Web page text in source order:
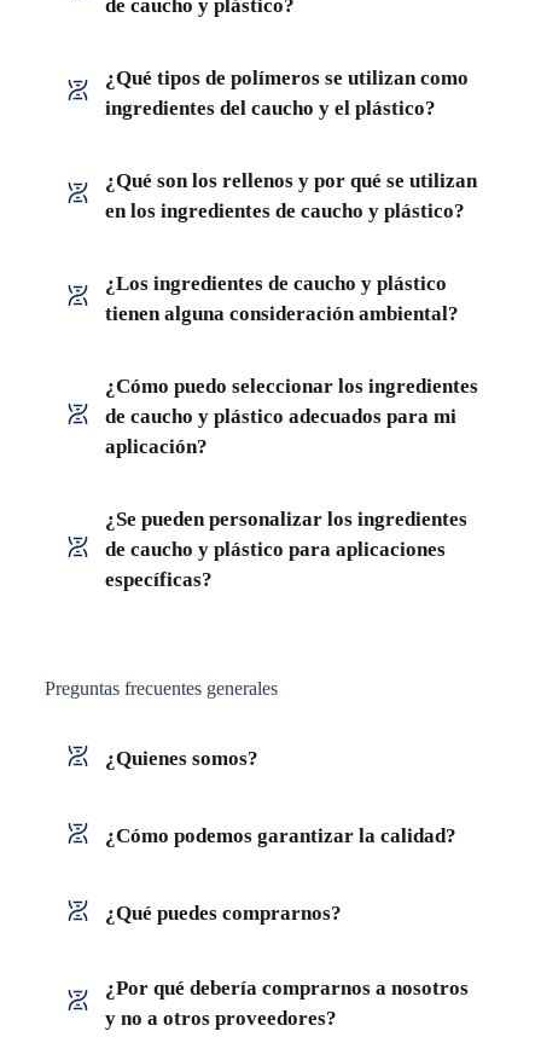
de caucho y plástico?
¿Qué tipos de polímeros se utilizan como
ingredientes del caucho y el plástico?
¿Qué son los rellenos y por qué se utilizan
en los ingredientes de caucho y plástico?
¿Los ingredientes de caucho y plástico
tienen alguna consideración ambiental?
¿Cómo puedo seleccionar los ingredientes
de caucho y plástico adecuados para mi
aplicación?
¿Se pueden personalizar los ingredientes
de caucho y plástico para aplicaciones
específicas?
Preguntas frecuentes generales
¿Quienes somos?
¿Cómo podemos garantizar la calidad?
¿Qué puedes comprarnos?
¿Por qué debería comprarnos a nosotros
y no a otros proveedores?